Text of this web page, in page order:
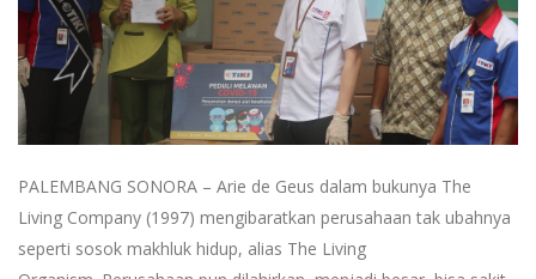
PALEMBANG SONORA – Arie de Geus dalam bukunya The
Living Company (1997) mengibaratkan perusahaan tak ubahnya
seperti sosok makhluk hidup, alias The Living